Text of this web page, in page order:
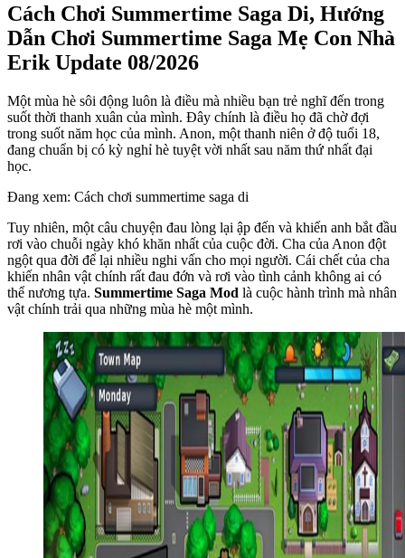
Cách Chơi Summertime Saga Di, Hướng
Dẫn Chơi Summertime Saga Mẹ Con Nhà
Erik Update 08/2026
Một mùa hè sôi động luôn là điều mà nhiều bạn trẻ nghĩ đến trong
suốt thời thanh xuân của mình. Đây chính là điều họ đã chờ đợi
trong suốt năm học của mình. Anon, một thanh niên ở độ tuổi 18,
đang chuẩn bị có kỳ nghỉ hè tuyệt vời nhất sau năm thứ nhất đại
học.
Đang xem: Cách chơi summertime saga di
Tuy nhiên, một câu chuyện đau lòng lại ập đến và khiến anh bắt đầu
rơi vào chuỗi ngày khó khăn nhất của cuộc đời. Cha của Anon đột
ngột qua đời để lại nhiều nghi vấn cho mọi người. Cái chết của cha
khiến nhân vật chính rất đau đớn và rơi vào tình cảnh không ai có
thể nương tựa. Summertime Saga Mod là cuộc hành trình mà nhân
vật chính trải qua những mùa hè một mình.